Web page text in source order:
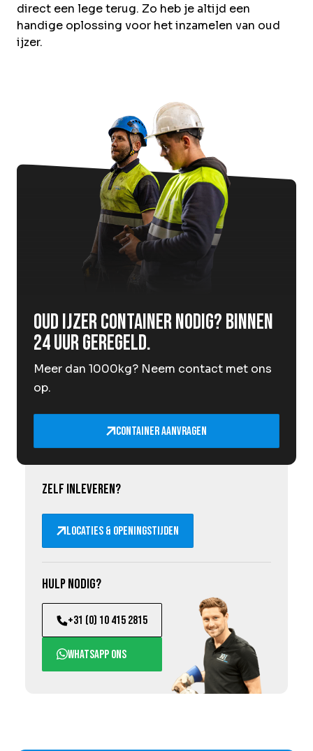
direct een lege terug. Zo heb je altijd een
handige oplossing voor het inzamelen van oud
ijzer.
Oud ijzer container nodig? Binnen
24 uur geregeld.
Meer dan 1000kg? Neem contact met ons
op.
Container aanvragen
Zelf inleveren?
Locaties & openingstijden
Hulp nodig?
+31 (0) 10 415 2815
WhatsApp ons